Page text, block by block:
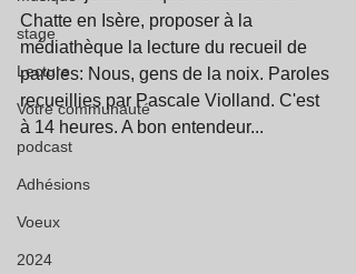
stage
Lecture
Votre communauté
podcast
Adhésions
Voeux
2024
Chatte en Isère, proposer à la
médiathèque la lecture du recueil de
paroles: Nous, gens de la noix. Paroles
recueillies par Pascale Violland. C'est
à 14 heures. A bon entendeur...